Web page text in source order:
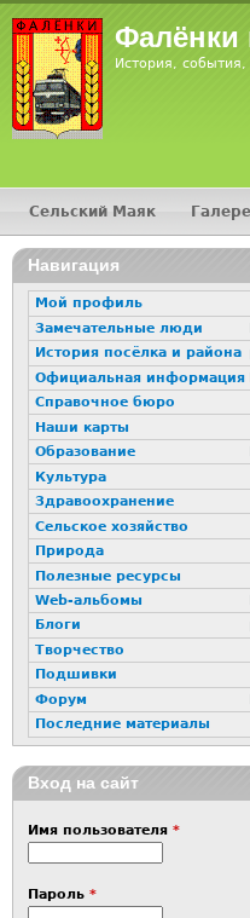
Фалёнки
История,
Главное меню
Сельский Маяк
16+
Навигация
Мой профиль
Замечательные люди
История посёлка и района
Официальная информация
Справочное бюро
Наши карты
Образование
Культура
Здравоохранение
Сельское хозяйство
Природа
Полезные ресурсы
Web-альбомы
Блоги
Творчество
Подшивки
Форум
Последние материалы
Вход на сайт
Имя пользователя *
Пароль *